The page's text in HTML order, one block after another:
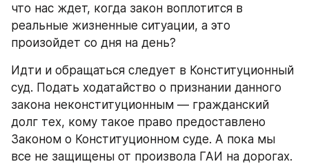
что нас ждет, когда закон воплотится в
реальные жизненные ситуации, а это
произойдет со дня на день?
Идти и обращаться следует в Конституционный
суд. Подать ходатайство о признании данного
закона неконституционным — гражданский
долг тех, кому такое право предоставлено
Законом о Конституционном суде. А пока мы
все не защищены от произвола ГАИ на дорогах.